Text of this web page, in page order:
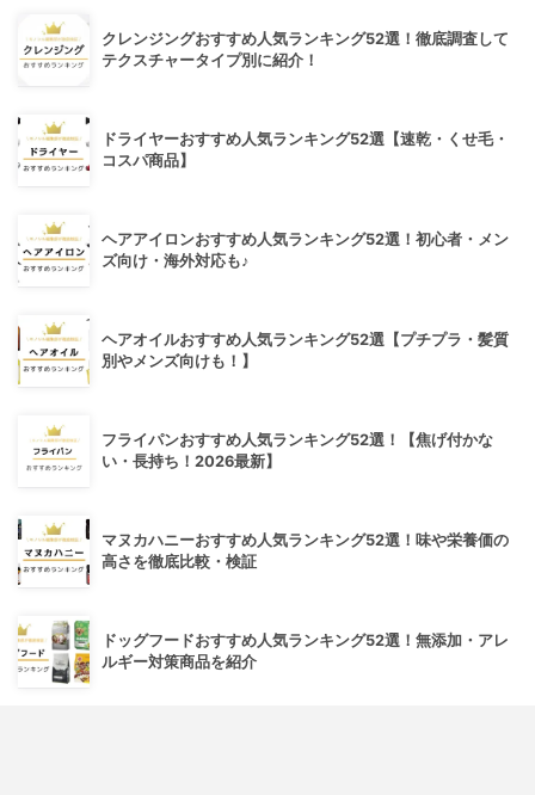
クレンジングおすすめ人気ランキング52選！徹底調査して
テクスチャータイプ別に紹介！
ドライヤーおすすめ人気ランキング52選【速乾・くせ毛・
コスパ商品】
ヘアアイロンおすすめ人気ランキング52選！初心者・メン
ズ向け・海外対応も♪
ヘアオイルおすすめ人気ランキング52選【プチプラ・髪質
別やメンズ向けも！】
フライパンおすすめ人気ランキング52選！【焦げ付かな
い・長持ち！2026最新】
マヌカハニーおすすめ人気ランキング52選！味や栄養価の
高さを徹底比較・検証
ドッグフードおすすめ人気ランキング52選！無添加・アレ
ルギー対策商品を紹介